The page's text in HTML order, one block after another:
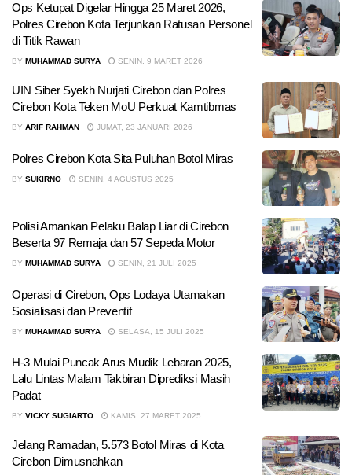
Ops Ketupat Digelar Hingga 25 Maret 2026,
Polres Cirebon Kota Terjunkan Ratusan Personel
di Titik Rawan
BY MUHAMMAD SURYA SENIN, 9 MARET 2026
UIN Siber Syekh Nurjati Cirebon dan Polres
Cirebon Kota Teken MoU Perkuat Kamtibmas
BY ARIF RAHMAN JUMAT, 23 JANUARI 2026
Polres Cirebon Kota Sita Puluhan Botol Miras
BY SUKIRNO SENIN, 4 AGUSTUS 2025
Polisi Amankan Pelaku Balap Liar di Cirebon
Beserta 97 Remaja dan 57 Sepeda Motor
BY MUHAMMAD SURYA SENIN, 21 JULI 2025
Operasi di Cirebon, Ops Lodaya Utamakan
Sosialisasi dan Preventif
BY MUHAMMAD SURYA SELASA, 15 JULI 2025
H-3 Mulai Puncak Arus Mudik Lebaran 2025,
Lalu Lintas Malam Takbiran Diprediksi Masih
Padat
BY VICKY SUGIARTO KAMIS, 27 MARET 2025
Jelang Ramadan, 5.573 Botol Miras di Kota
Cirebon Dimusnahkan